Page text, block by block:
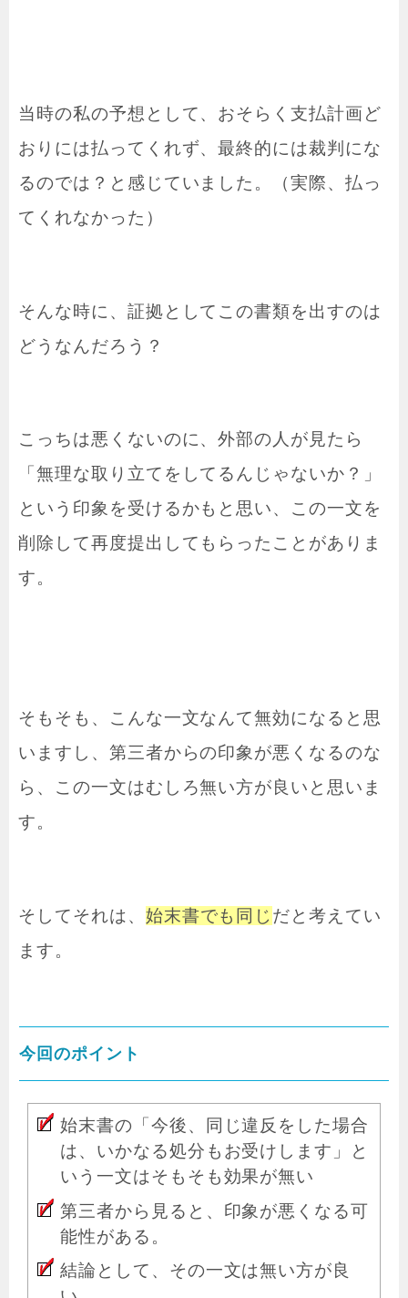
当時の私の予想として、おそらく支払計画ど
おりには払ってくれず、最終的には裁判にな
るのでは？と感じていました。（実際、払っ
てくれなかった）
そんな時に、証拠としてこの書類を出すのは
どうなんだろう？
こっちは悪くないのに、外部の人が見たら
「無理な取り立てをしてるんじゃないか？」
という印象を受けるかもと思い、この一文を
削除して再度提出してもらったことがありま
す。
そもそも、こんな一文なんて無効になると思
いますし、第三者からの印象が悪くなるのな
ら、この一文はむしろ無い方が良いと思いま
す。
そしてそれは、 始末書でも同じ だと考えてい
ます。
今回のポイント
始末書の「今後、同じ違反をした場合
は、いかなる処分もお受けします」と
いう一文はそもそも効果が無い
第三者から見ると、印象が悪くなる可
能性がある。
結論として、その一文は無い方が良